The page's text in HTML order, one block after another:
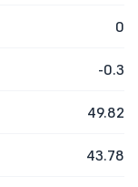
0
-0.3
49.82
43.78